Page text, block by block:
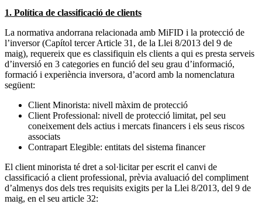
1. Política de classificació de clients
La normativa andorrana relacionada amb MiFID i la protecció de
l’inversor (Capítol tercer Article 31, de la Llei 8/2013 del 9 de
maig), requereix que es classifiquin els clients a qui es presta serveis
d’inversió en 3 categories en funció del seu grau d’informació,
formació i experiència inversora, d’acord amb la nomenclatura
següent:
Client Minorista: nivell màxim de protecció
Client Professional: nivell de protecció limitat, pel seu
coneixement dels actius i mercats financers i els seus riscos
associats
Contrapart Elegible: entitats del sistema financer
El client minorista té dret a sol·licitar per escrit el canvi de
classificació a client professional, prèvia avaluació del compliment
d’almenys dos dels tres requisits exigits per la Llei 8/2013, del 9 de
maig, en el seu article 32: